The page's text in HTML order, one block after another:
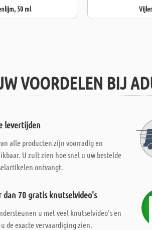
50 ml
VOORDELEN BIJ
levertijden
alle producten zijn voorradig en
U zult zien hoe snel u uw bestelde
ontvangt.
dan 70 gratis knutselvideo's
u met veel knutselvideo's en
de exacte vervaardiging zien.